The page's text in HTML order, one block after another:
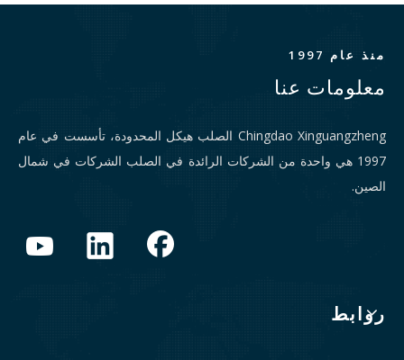
منذ عام 1997
معلومات عنا
Chingdao Xinguangzheng الصلب هيكل المحدودة، تأسست في عام
1997 هي واحدة من الشركات الرائدة في الصلب الشركات في شمال
الصين.
روابط